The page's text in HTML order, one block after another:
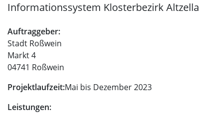
Informationssystem Klosterbezirk Altzella
Auftraggeber:
Stadt Roßwein
Markt 4
04741 Roßwein
Projektlaufzeit:Mai bis Dezember 2023
Leistungen: